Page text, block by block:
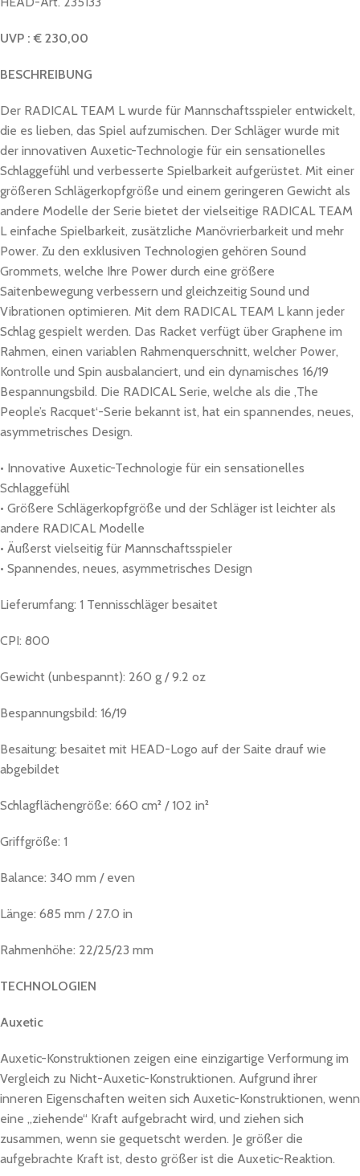
UVP : € 230,00
BESCHREIBUNG
Der RADICAL TEAM L wurde für Mannschaftsspieler entwickelt,
die es lieben, das Spiel aufzumischen. Der Schläger wurde mit
der innovativen Auxetic-Technologie für ein sensationelles
Schlaggefühl und verbesserte Spielbarkeit aufgerüstet. Mit einer
größeren Schlägerkopfgröße und einem geringeren Gewicht als
andere Modelle der Serie bietet der vielseitige RADICAL TEAM
L einfache Spielbarkeit, zusätzliche Manövrierbarkeit und mehr
Power. Zu den exklusiven Technologien gehören Sound
Grommets, welche Ihre Power durch eine größere
Saitenbewegung verbessern und gleichzeitig Sound und
Vibrationen optimieren. Mit dem RADICAL TEAM L kann jeder
Schlag gespielt werden. Das Racket verfügt über Graphene im
Rahmen, einen variablen Rahmenquerschnitt, welcher Power,
Kontrolle und Spin ausbalanciert, und ein dynamisches 16/19
Bespannungsbild. Die RADICAL Serie, welche als die ,The
People’s Racquet‘-Serie bekannt ist, hat ein spannendes, neues,
asymmetrisches Design.
• Innovative Auxetic-Technologie für ein sensationelles
Schlaggefühl
• Größere Schlägerkopfgröße und der Schläger ist leichter als
andere RADICAL Modelle
• Äußerst vielseitig für Mannschaftsspieler
• Spannendes, neues, asymmetrisches Design
Lieferumfang: 1 Tennisschläger besaitet
CPI: 800
Gewicht (unbespannt): 260 g / 9.2 oz
Bespannungsbild: 16/19
Besaitung: besaitet mit HEAD-Logo auf der Saite drauf wie
abgebildet
Schlagflächengröße: 660 cm² / 102 in²
Griffgröße: 1
Balance: 340 mm / even
Länge: 685 mm / 27.0 in
Rahmenhöhe: 22/25/23 mm
TECHNOLOGIEN
Auxetic
Auxetic-Konstruktionen zeigen eine einzigartige Verformung im
Vergleich zu Nicht-Auxetic-Konstruktionen. Aufgrund ihrer
inneren Eigenschaften weiten sich Auxetic-Konstruktionen, wenn
eine „ziehende“ Kraft aufgebracht wird, und ziehen sich
zusammen, wenn sie gequetscht werden. Je größer die
aufgebrachte Kraft ist, desto größer ist die Auxetic-Reaktion.